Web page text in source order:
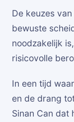
De keuzes
bewuste
noodzakelijk
risicovolle
In een tijd
en de drang
Sinan Can dat